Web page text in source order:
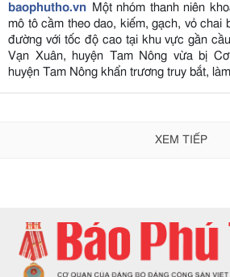
baophutho.vn Một nhóm thanh niên
mô tô cầm theo dao, kiếm, gạch, vỏ chai
đường với tốc độ cao tại khu vực gần
Vạn Xuân, huyện Tam Nông vừa bị
huyện Tam Nông khẩn trương truy bắt,
XEM TIẾP